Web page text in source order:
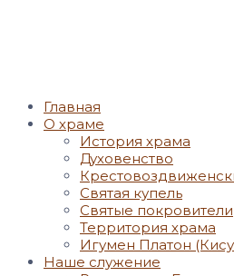
Главная
О храме
История храма
Духовенство
Святая купель
Святые покровители
Территория храма
Игумен Платон
Наше служение